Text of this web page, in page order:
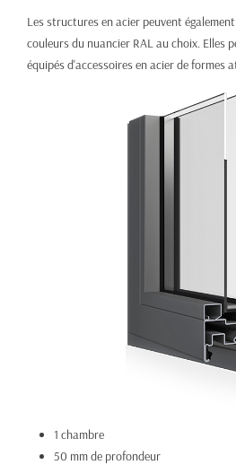
Les structures en acier peuvent
couleurs du nuancier RAL au choix. Elles
équipés d'accessoires en acier de formes
1 chambre
50 mm de profondeur